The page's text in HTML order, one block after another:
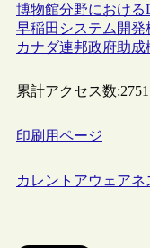
博物館分野における
早稲田システム開発
カナダ連邦政府助
累計アクセス数:2751
印刷用ページ
カレントアウェア